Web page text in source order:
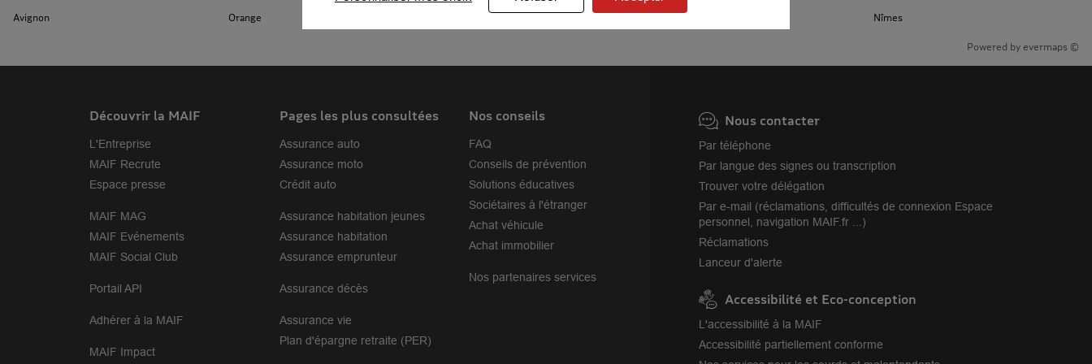
Avignon Orange Nîmes
Powered by evermaps ©
Découvrir la MAIF
L'Entreprise
MAIF Recrute
Espace presse
MAIF MAG
MAIF Evénements
MAIF Social Club
Portail API
Adhérer à la MAIF
MAIF Impact
Pages les plus consultées
Assurance auto
Assurance moto
Crédit auto
Assurance habitation jeunes
Assurance habitation
Assurance emprunteur
Assurance décès
Assurance vie
Plan d'épargne retraite (PER)
Nos conseils
FAQ
Conseils de prévention
Solutions éducatives
Sociétaires à l'étranger
Achat véhicule
Achat immobilier
Nos partenaires services
Nous contacter
Par téléphone
Par langue des signes ou transcription
Trouver votre délégation
Par e-mail (réclamations, difficultés de connexion Espace
personnel, navigation MAIF.fr ...)
Réclamations
Lanceur d'alerte
Accessibilité et Eco-conception
L'accessibilité à la MAIF
Accessibilité partiellement conforme